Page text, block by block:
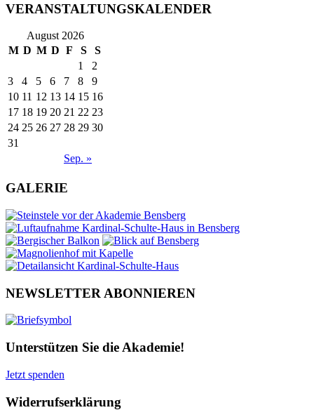
VERANSTALTUNGSKALENDER
August 2026
M D M D F S S
Sep. »
1
2
3
4 5 6 7 8
9
10 11 12 13 14 15 16
17 18 19 20 21 22 23
24 25 26 27 28 29 30
31
GALERIE
NEWSLETTER ABONNIEREN
Unterstützen Sie die Akademie!
Jetzt spenden
Widerrufserklärung